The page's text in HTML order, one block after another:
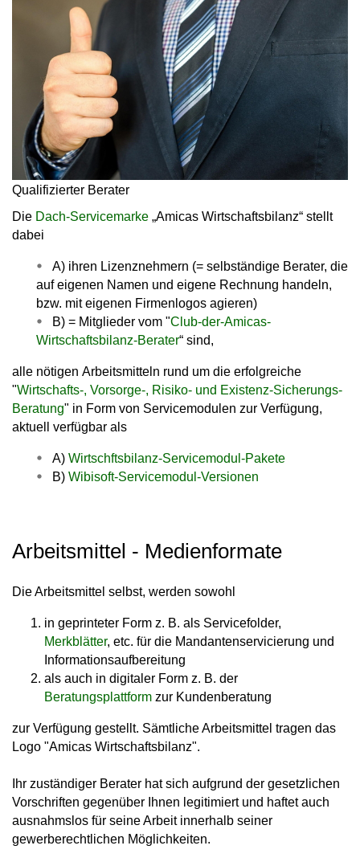
Qualifizierter Berater
Die Dach-Servicemarke „Amicas Wirtschaftsbilanz“ stellt
dabei
A) ihren Lizenznehmern (= selbständige Berater, die
auf eigenen Namen und eigene Rechnung handeln,
bzw. mit eigenen Firmenlogos agieren)
B) = Mitglieder vom "Club-der-Amicas-
Wirtschaftsbilanz-Berater“ sind,
alle nötigen Arbeitsmitteln rund um die erfolgreiche
"Wirtschafts-, Vorsorge-, Risiko- und Existenz-Sicherungs-
Beratung" in Form von Servicemodulen zur Verfügung,
aktuell verfügbar als
A) Wirtschftsbilanz-Servicemodul-Pakete
B) Wibisoft-Servicemodul-Versionen
Arbeitsmittel - Medienformate
Die Arbeitsmittel selbst, werden sowohl
in geprinteter Form z. B. als Servicefolder,
Merkblätter, etc. für die Mandantenservicierung und
Informationsaufbereitung
als auch in digitaler Form z. B. der
Beratungsplattform zur Kundenberatung
zur Verfügung gestellt. Sämtliche Arbeitsmittel tragen das
Logo "Amicas Wirtschaftsbilanz".
Ihr zuständiger Berater hat sich aufgrund der gesetzlichen
Vorschriften gegenüber Ihnen legitimiert und haftet auch
ausnahmslos für seine Arbeit innerhalb seiner
gewerberechtlichen Möglichkeiten.